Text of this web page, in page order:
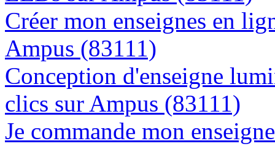
Créer mon enseignes en
Ampus (83111)
Conception d'enseigne
clics sur Ampus (83111)
Je commande mon